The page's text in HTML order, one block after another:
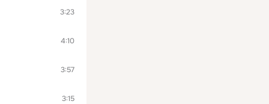
3:23
4:10
3:57
3:15